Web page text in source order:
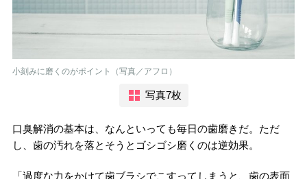
小刻みに磨くのがポイント（写真／アフロ）
写真7枚
口臭解消の基本は、なんといっても毎日の歯磨きだ。ただ
し、歯の汚れを落とそうとゴシゴシ磨くのは逆効果。
「過度な力をかけて歯ブラシでこすってしまうと、歯の表面